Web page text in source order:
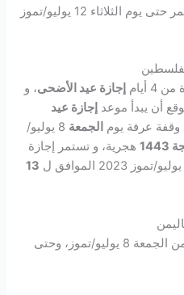
9 يوليو/تموز 2023 و تستمر حتى يوم الثلاثاء 12 يوليو/تموز
أيام
إجازة عيد الأضحى، و
أن يبدأ موعدإجازة عيد
عرفة يوم الجمعة
8 يوليو/
هجرية، و تستمر إجازة
13
إجازة عيد الأضحى 2023 في اليمن الجمعة 8 يوليو/تموز، وحتى